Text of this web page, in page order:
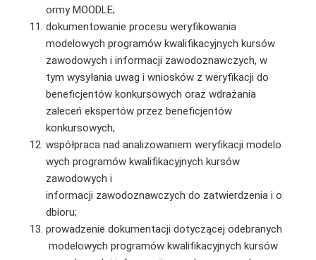
ormy MOODLE;
dokumentowanie procesu weryfikowania
modelowych programów kwalifikacyjnych kursów
zawodowych i informacji zawodoznawczych, w
tym wysyłania uwag i wniosków z weryfikacji do
beneficjentów konkursowych oraz wdrażania
zaleceń ekspertów przez beneficjentów
konkursowych;
współpraca nad analizowaniem weryfikacji modelo
wych programów kwalifikacyjnych kursów
zawodowych i
informacji zawodoznawczych do zatwierdzenia i o
dbioru;
prowadzenie dokumentacji dotyczącej odebranych
modelowych programów kwalifikacyjnych kursów